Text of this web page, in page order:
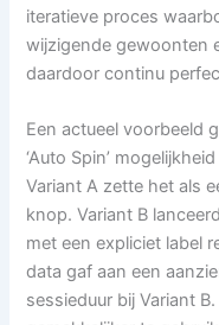
iteratieve proces
wijzigende gewoonten
daardoor continu
Een actueel voorbeeld
‘Auto Spin’
Variant A zette het als
knop. Variant B
met een expliciet label
data gaf aan een
sessieduur bij Variant